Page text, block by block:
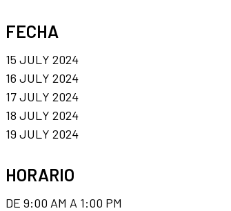
FECHA
15 JULY 2024
16 JULY 2024
17 JULY 2024
18 JULY 2024
19 JULY 2024
HORARIO
DE 9:00 AM A 1:00 PM